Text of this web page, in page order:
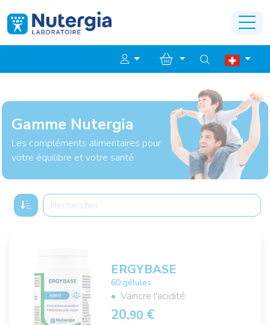
Gamme Nutergia
Les compléments alimentaires pour
votre équilibre et votre santé.
ERGYBASE
60 gélules
Vaincre l'acidité
20,90 €